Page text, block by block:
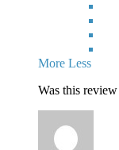
More Less
Was this